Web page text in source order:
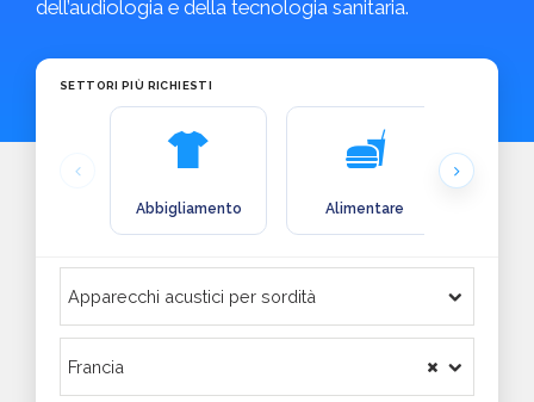
dell’audiologia e della tecnologia sanitaria.
SETTORI PIÙ RICHIESTI
Abbigliamento Alimentare